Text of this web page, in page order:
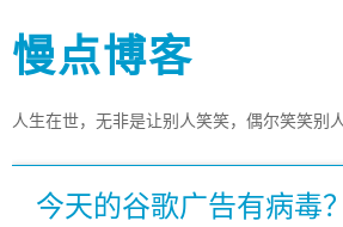
慢点博客
人生在世，无非是让别人笑笑，偶尔笑笑别
今天的谷歌广告有病毒？